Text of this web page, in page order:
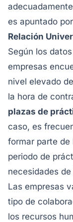
es apuntado
Relación
Según los
empresas
nivel elevado de
la hora de
plazas de
caso, es
formar parte de
periodo de
necesidades
Las empresas
tipo de
los recursos